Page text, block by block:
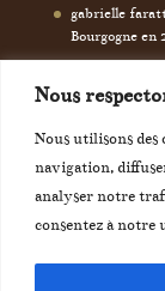
Nous
Nous utilisons
navigation,
analyser notre
consentez à notre
gabrielle
Bourgogne en